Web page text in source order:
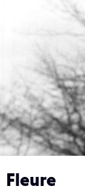
Fleure